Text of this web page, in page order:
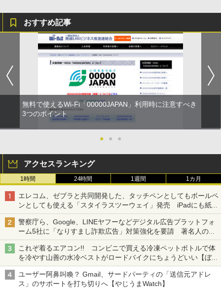
おすすめ記事
無料で使えるWi-Fi「00000JAPAN」利用時に注意すべき
3つのポイント
● ● ●
アクセスランキング
1時間 24時間 1週間 1カ月
エレコム、ゼブラと共同開発した、タッチペンとしてもボールペ
ンとしても使える「スタイラスツーウェイ」発売 iPadにも紙に
も、持ち替えずに書き込める
警察庁ら、Google、LINEヤフーなどデジタル広告プラットフォ
ーム5社に「なりすまし詐欺広告」対策強化を要請 著名人の写
真や映像を使った投資詐欺などへの対策として
これぞ着るエアコン!! コンビニで買える冷凍ペットボトルで体
を冷やす山善の水冷ベストがロードバイクにちょうどいい【ぼっ
ち・ざ・ろーど！その14】【空いた時間でなにしてる？】
ユーザー阿鼻叫喚？ Gmail、サードパーティの「送信元アドレ
ス」のサポートを打ち切りへ【やじうまWatch】